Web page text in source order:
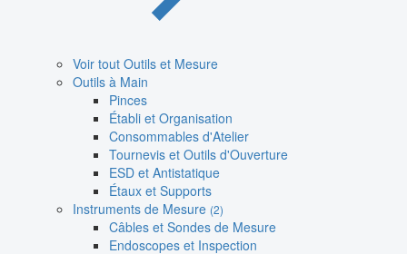
Voir tout Outils et Mesure
Outils à Main
Pinces
Établi et Organisation
Consommables d'Atelier
Tournevis et Outils d'Ouverture
ESD et Antistatique
Étaux et Supports
Instruments de Mesure (2)
Câbles et Sondes de Mesure
Endoscopes et Inspection